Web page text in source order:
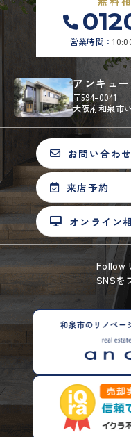
営業時間：
アンキュ
〒594-0041
大阪府和泉市
お問い合わせ
来店予約
オンライン
Follow
SNSを